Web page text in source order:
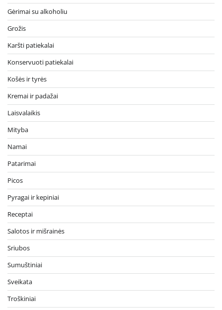
Gėrimai su alkoholiu
Grožis
Karšti patiekalai
Konservuoti patiekalai
Košės ir tyrės
Kremai ir padažai
Laisvalaikis
Mityba
Namai
Patarimai
Picos
Pyragai ir kepiniai
Receptai
Salotos ir mišrainės
Sriubos
Sumuštiniai
Sveikata
Troškiniai